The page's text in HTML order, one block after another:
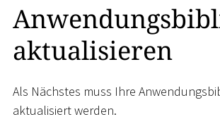
aktualisieren
Als Nächstes muss Ihre
aktualisiert werden.